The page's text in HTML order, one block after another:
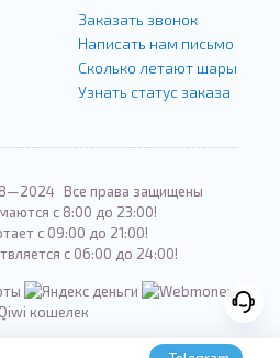
Заказать звонок
Написать нам письмо
Сколько летают шары
Узнать статус заказа
Все права защищены
с 8:00 до 23:00!
с 09:00 до 21:00!
с 06:00 до 24:00!